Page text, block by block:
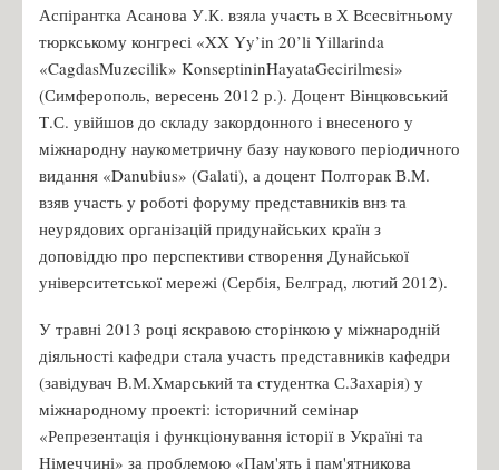
Аспірантка Асанова У.К. взяла участь в Х Всесвітньому
тюркському конгресі «XX Yy’in 20’li Yillarinda
«CagdasMuzecilik» KonseptininHayataGecirilmesi»
(Симферополь, вересень 2012 р.). Доцент Вінцковський
Т.С. увійшов до складу закордонного і внесеного у
міжнародну наукометричну базу наукового періодичного
видання «Danubius» (Galati), а доцент Полторак В.М.
взяв участь у роботі форуму представників внз та
неурядових організацій придунайських країн з
доповіддю про перспективи створення Дунайської
університетської мережі (Сербія, Белград, лютий 2012).
У травні 2013 році яскравою сторінкою у міжнародній
діяльності кафедри стала участь представників кафедри
(завідувач В.М.Хмарський та студентка С.Захарія) у
міжнародному проекті: історичний семінар
«Репрезентація і функціонування історії в Україні та
Німеччині» за проблемою «Пам'ять і пам'ятникова